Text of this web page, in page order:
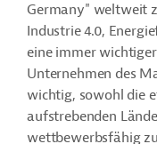
Germany" weltweit
Industrie 4.0,
eine immer
Unternehmen des
wichtig, sowohl die
aufstrebenden
wettbewerbsfähig